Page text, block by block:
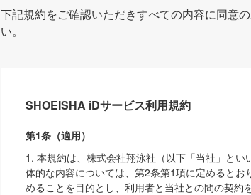
下記規約をご確認いただきすべての内容に同意
い。
SHOEISHA iDサービス利用規約
第1条（適用）
1. 本規約は、株式会社翔泳社（以下「当社」と
体的な内容については、第2条第1項に定めると
めることを目的とし、利用者と当社との間の契約